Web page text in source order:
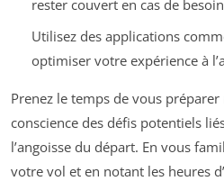
rester couvert en cas de
Utilisez des applications
optimiser votre expérience à
Prenez le temps de vous
conscience des défis potentiels
l’angoisse du départ. En vous
votre vol et en notant les heures